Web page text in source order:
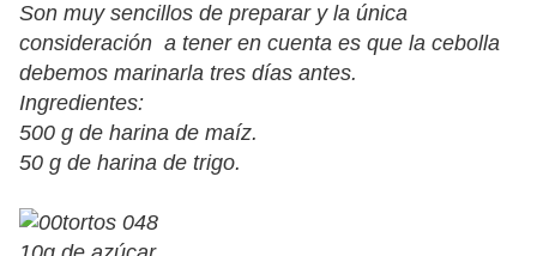
Son muy sencillos de preparar y la única
consideración a tener en cuenta es que la cebolla
debemos marinarla tres días antes.
Ingredientes:
500 g de harina de maíz.
50 g de harina de trigo.